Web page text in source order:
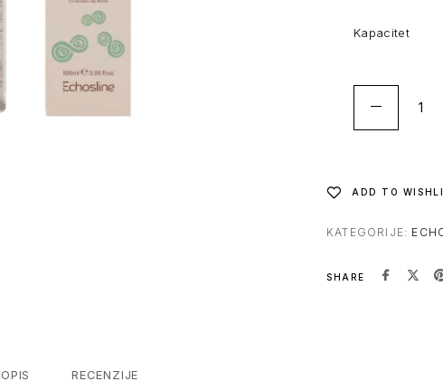
Kapacitet
ADD TO
KATEGORIJE:
SHARE
OPIS RECENZIJE